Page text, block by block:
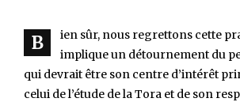
B
ien sûr, nous regrettons cette
implique un détournement du
qui devrait être son centre d’intérêt
celui de l’étude de la Tora et de son